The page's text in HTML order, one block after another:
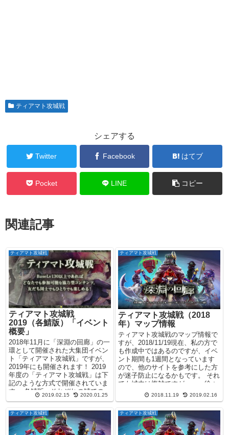
ティアマト攻城戦
シェアする
Twitter Facebook はてブ
Pocket LINE コピー
関連記事
ティアマト攻城戦
ティアマト攻城戦
2019（各鯖版）「イベント
概要」
2018年11月に「深淵の回廊」の一
環として開催された大集団イベン
ト「ティアマト攻城戦」ですが、
2019年にも開催されます！ 2019
年度の「ティアマト攻城戦」は下
記のような方式で開催されていま
す。 各鯖版：それぞれの鯖での...
2019.02.15 2020.01.25
ティアマト攻城戦
ティアマト攻城戦（2018
年）マップ情報
ティアマト攻城戦のマップ情報で
すが、2018/11/19現在、私の方で
も作成中ではあるのですが、イベ
ント期間も1週間となっています
ので、他のサイトを参考にした方
が迷子防止になるかもです。 それ
でも城内は複雑ですが・・・徐々
に覚えていく...2018.11.19 2019.02.16
ティアマト攻城戦 ティアマト攻城戦